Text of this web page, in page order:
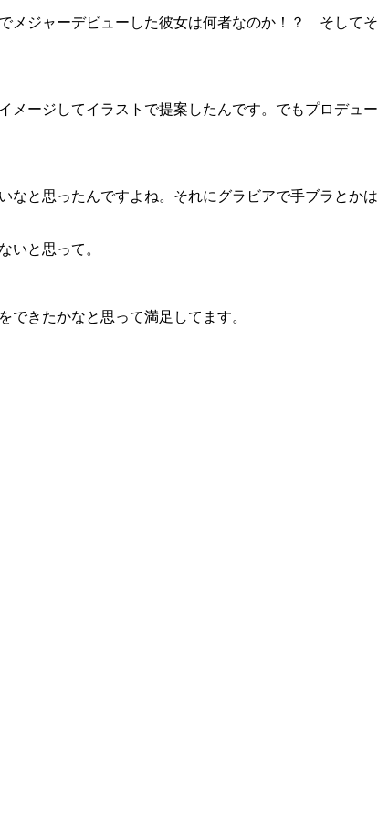
メジャーデビューした彼女は何者なのか！？ そしてそ
ージしてイラストで提案したんです。でもプロデュー
と思ったんですよね。それにグラビアで手ブラとかは
いと思って。
きたかなと思って満足してます。